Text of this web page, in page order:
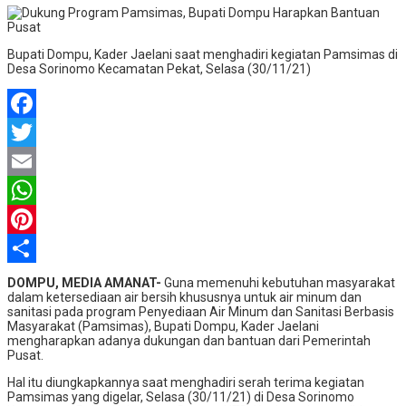
Bupati Dompu, Kader Jaelani saat menghadiri kegiatan Pamsimas di
Desa Sorinomo Kecamatan Pekat, Selasa (30/11/21)
Facebook
Twitter
Email
WhatsApp
Pinterest
Share
DOMPU, MEDIA AMANAT- Guna memenuhi kebutuhan masyarakat
dalam ketersediaan air bersih khususnya untuk air minum dan
sanitasi pada program Penyediaan Air Minum dan Sanitasi Berbasis
Masyarakat (Pamsimas), Bupati Dompu, Kader Jaelani
mengharapkan adanya dukungan dan bantuan dari Pemerintah
Pusat.
Hal itu diungkapkannya saat menghadiri serah terima kegiatan
Pamsimas yang digelar, Selasa (30/11/21) di Desa Sorinomo